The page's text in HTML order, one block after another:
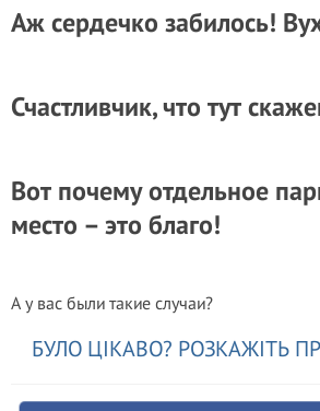
Аж сердечко забилось!
Счастливчик, что тут
Вот почему отдельное
место – это благо!
А у вас были такие случаи?
БУЛО ЦІКАВО? РОЗКАЖІТЬ